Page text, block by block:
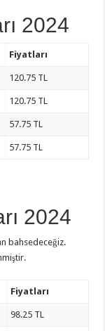
2024
Fiyatları
120.75 TL
120.75 TL
57.75 TL
57.75 TL
2024
bahsedeceğiz.
Fiyatları
98.25 TL